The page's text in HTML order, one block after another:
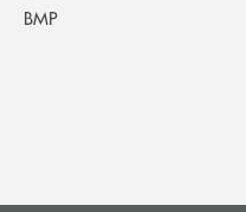
BMP